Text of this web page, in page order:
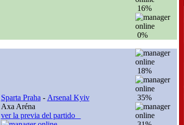
16%
0%
Sparta Praha - Arsenal Kyiv
Axa Aréna
ver la previa del partido
18%
35%